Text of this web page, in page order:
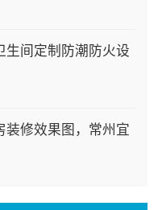
生间定制防潮防火设
装修效果图，常州宜